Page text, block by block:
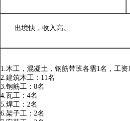
出境快，收入高。
1.木工，混凝土，钢筋带班各需1名，工资
2.建筑木工：11名
3.钢筋工：8名
4.瓦工：4名
5.焊工：2名
6.架子工：2名